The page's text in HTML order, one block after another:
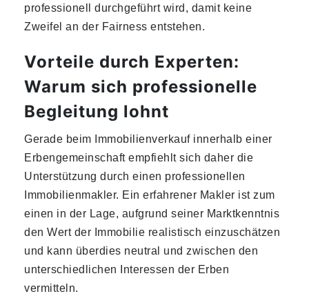
professionell durchgeführt wird, damit keine
Zweifel an der Fairness entstehen.
Vorteile durch Experten:
Warum sich professionelle
Begleitung lohnt
Gerade beim Immobilienverkauf innerhalb einer
Erbengemeinschaft empfiehlt sich daher die
Unterstützung durch einen professionellen
Immobilienmakler. Ein erfahrener Makler ist zum
einen in der Lage, aufgrund seiner Marktkenntnis
den Wert der Immobilie realistisch einzuschätzen
und kann überdies neutral und zwischen den
unterschiedlichen Interessen der Erben
vermitteln.